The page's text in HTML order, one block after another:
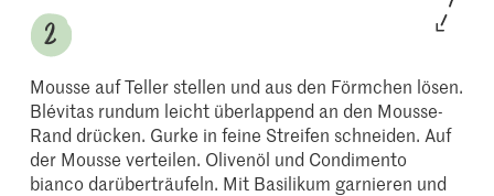
Mousse auf Teller stellen und aus den Förmchen lösen.
Blévitas rundum leicht überlappend an den Mousse-
Rand drücken. Gurke in feine Streifen schneiden. Auf
der Mousse verteilen. Olivenöl und Condimento
bianco darüberträufeln. Mit Basilikum garnieren und